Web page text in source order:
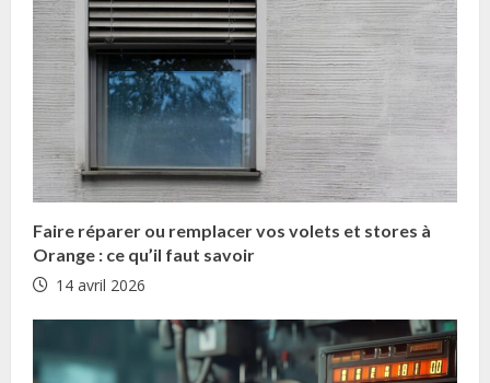
i
n
g
Faire réparer ou remplacer vos volets et stores à
Orange : ce qu’il faut savoir
14 avril 2026